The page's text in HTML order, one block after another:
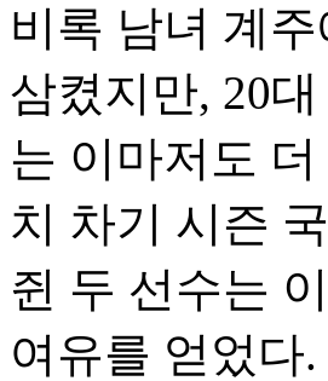
비록 남녀 계
삼켰지만, 20
는 이마저도
치 차기 시즌
쥔 두 선수는
여유를 얻었다.